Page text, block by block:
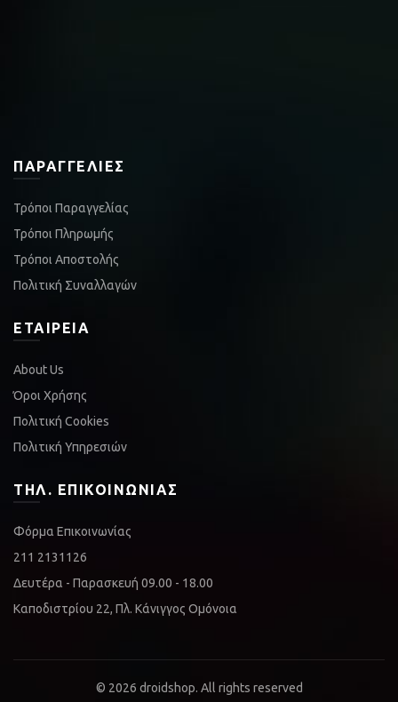
ΠΑΡΑΓΓΕΛΊΕΣ
Τρόποι Παραγγελίας
Τρόποι Πληρωμής
Τρόποι Αποστολής
Πολιτική Συναλλαγών
ΕΤΑΙΡΕΊΑ
About Us
Όροι Χρήσης
Πολιτική Cookies
Πολιτική Υπηρεσιών
ΤΗΛ. ΕΠΙΚΟΙΝΩΝΊΑΣ
Φόρμα Επικοινωνίας
211 2131126
Δευτέρα - Παρασκευή 09.00 - 18.00
Καποδιστρίου 22, Πλ. Κάνιγγος Ομόνοια
© 2026 droidshop. All rights reserved